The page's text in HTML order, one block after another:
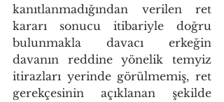
kanıtlanmadığından verilen ret
kararı sonucu itibariyle doğru
bulunmakla davacı erkeğin
davanın reddine yönelik temyiz
itirazları yerinde görülmemiş, ret
gerekçesinin açıklanan şekilde